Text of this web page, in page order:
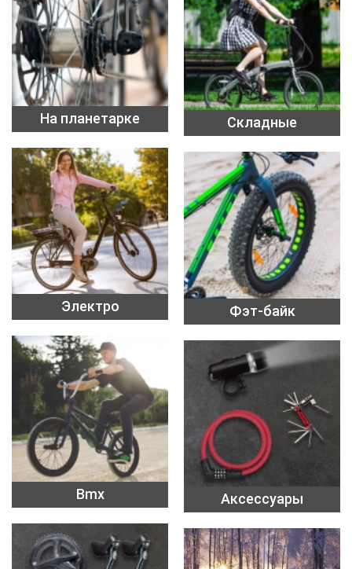
На планетарке Складные
Электро Фэт-байк
Bmx Аксессуары